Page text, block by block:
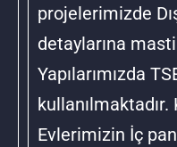
projelerimizde
detaylarına
Yapılarımızda
kullanılmaktadır.
Evlerimizin İç